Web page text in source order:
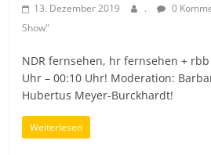
13. Dezember 2019 . 0
Show"
NDR fernsehen, hr fernsehen + rbb
Uhr – 00:10 Uhr! Moderation:
Hubertus Meyer-Burckhardt!
Weiterlesen